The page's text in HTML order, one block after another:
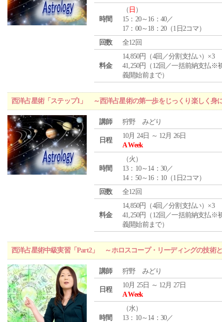
時間
（ 日 ）
15：20～16：40／
17：00～18：20（1日2コマ）
回数
全12回
料金
14,850円（4回／分割支払い）×3
41,250円（12回／一括前納支払※
義開始前まで）
西洋占星術「ステップ1」 ～西洋占星術の第一歩をじっくり楽しく身
講師 狩野 みどり
日程
10月 24日 ～ 12月 26日
A Week
時間
（火 ）
13：10～14：30／
14：50～16：10（1日2コマ）
回数
全12回
料金
14,850円（4回／分割支払い）×3
41,250円（12回／一括前納支払※
義開始前まで）
西洋占星術中級実習「Part2」 ～ホロスコープ・リーディングの技術
講師 狩野 みどり
日程
10月 25日 ～ 12月 27日
A Week
時間
（水）
13：10～14：30／